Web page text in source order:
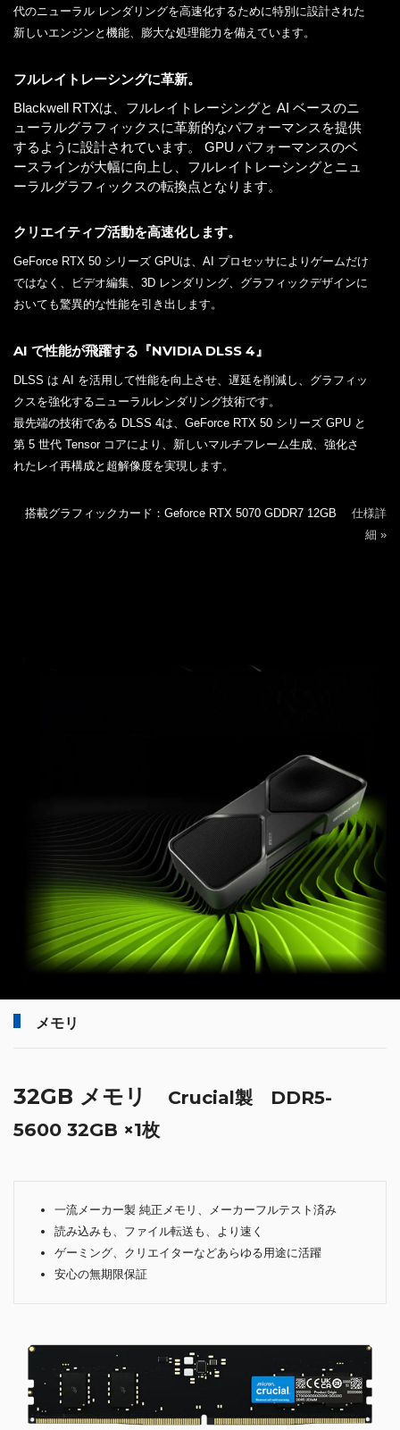
代のニューラル レンダリングを高速化するために特別に設計された
新しいエンジンと機能、膨大な処理能力を備えています。
フルレイトレーシングに革新。
Blackwell RTXは、フルレイトレーシングと AI ベースのニ
ューラルグラフィックスに革新的なパフォーマンスを提供
するように設計されています。 GPU パフォーマンスのベ
ースラインが大幅に向上し、フルレイトレーシングとニュ
ーラルグラフィックスの転換点となります。
クリエイティブ活動を高速化します。
GeForce RTX 50 シリーズ GPUは、AI プロセッサによりゲームだけ
ではなく、ビデオ編集、3D レンダリング、グラフィックデザインに
おいても驚異的な性能を引き出します。
AI で性能が飛躍する『NVIDIA DLSS 4』
DLSS は AI を活用して性能を向上させ、遅延を削減し、グラフィッ
クスを強化するニューラルレンダリング技術です。
最先端の技術である DLSS 4は、GeForce RTX 50 シリーズ GPU と
第 5 世代 Tensor コアにより、新しいマルチフレーム生成、強化さ
れたレイ再構成と超解像度を実現します。
搭載グラフィックカード：Geforce RTX 5070 GDDR7 12GB 仕様詳
細 »
メモリ
32GB メモリ
Crucial製 DDR5-
5600 32GB ×1枚
一流メーカー製 純正メモリ、メーカーフルテスト済み
読み込みも、ファイル転送も、より速く
ゲーミング、クリエイターなどあらゆる用途に活躍
安心の無期限保証